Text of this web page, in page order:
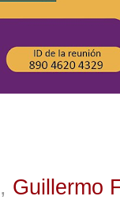
, Guillermo